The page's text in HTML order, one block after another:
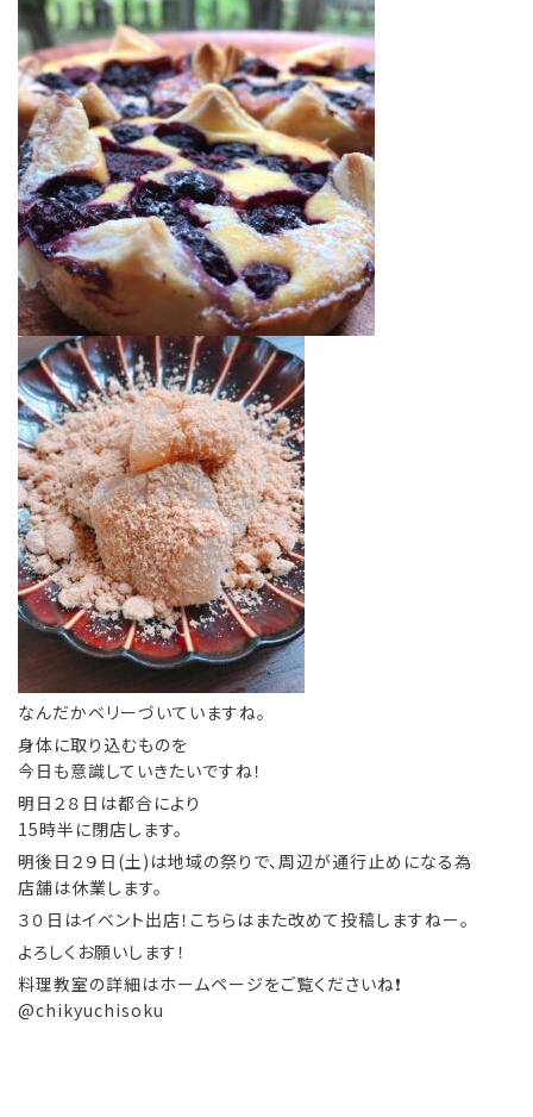
なんだかベリーづいていますね。
身体に取り込むものを
今日も意識していきたいですね！
明日２８日は都合により
15時半に閉店します。
明後日２９日(土)は地域の祭りで、周辺が通行止めになる為
店舗は休業します。
３０日はイベント出店！こちらはまた改めて投稿しますねー。
よろしくお願いします！
料理教室の詳細はホームページをご覧くださいね❗️
@chikyuchisoku